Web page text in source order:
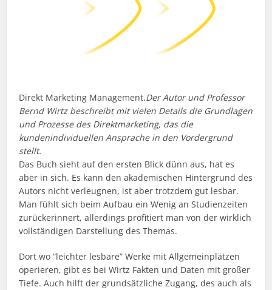
Direkt Marketing Management.Der Autor und Professor
Bernd Wirtz beschreibt mit vielen Details die Grundlagen
und Prozesse des Direktmarketing, das die
kundenindividuellen Ansprache in den Vordergrund
stellt.
Das Buch sieht auf den ersten Blick dünn aus, hat es
aber in sich. Es kann den akademischen Hintergrund des
Autors nicht verleugnen, ist aber trotzdem gut lesbar.
Man fühlt sich beim Aufbau ein Wenig an Studienzeiten
zurückerinnert, allerdings profitiert man von der wirklich
vollständigen Darstellung des Themas.
Dort wo “leichter lesbare” Werke mit Allgemeinplätzen
operieren, gibt es bei Wirtz Fakten und Daten mit großer
Tiefe. Auch hilft der grundsätzliche Zugang, des auch als